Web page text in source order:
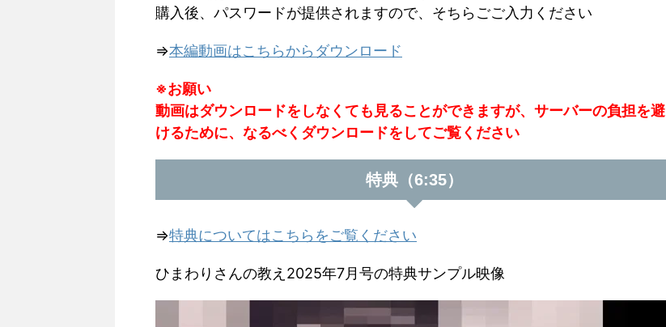
購入後、パスワードが提供されますので、そちらごご入力ください
⇒本編動画はこちらからダウンロード
※お願い
動画はダウンロードをしなくても見ることができますが、サーバーの負担を避
けるために、なるべくダウンロードをしてご覧ください
特典（6:35）
⇒特典についてはこちらをご覧ください
ひまわりさんの教え2025年7月号の特典サンプル映像